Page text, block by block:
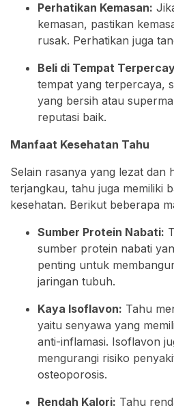
Perhatikan Kemasan:
kemasan, pastikan
rusak. Perhatikan juga
Beli di Tempat
tempat yang terpercaya,
yang bersih atau
reputasi baik.
Manfaat Kesehatan Tahu
Selain rasanya yang lezat dan
terjangkau, tahu juga memiliki
kesehatan. Berikut beberapa
Sumber Protein Nabati:
sumber protein nabati
penting untuk
jaringan tubuh.
Kaya Isoflavon: Tahu
yaitu senyawa yang
anti-inflamasi. Isoflavon
mengurangi risiko
osteoporosis.
Rendah Kalori: Tahu